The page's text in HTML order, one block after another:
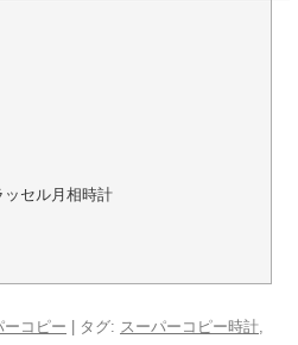
セル月相時計
ーコピー | タグ: スーパーコピー時計,